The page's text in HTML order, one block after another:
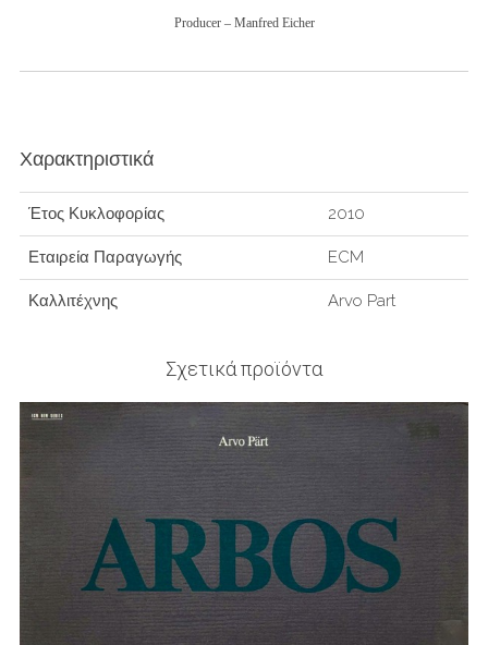
Producer – Manfred Eicher
Χαρακτηριστικά
Έτος Κυκλοφορίας 2010
Εταιρεία Παραγωγής ECM
Καλλιτέχνης Arvo Part
Σχετικά προϊόντα